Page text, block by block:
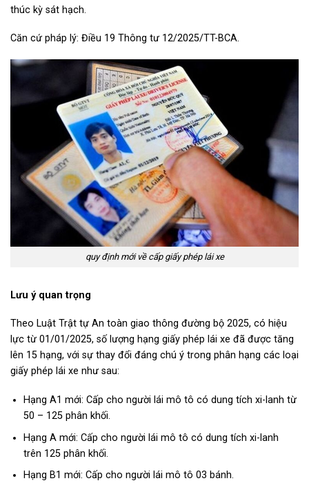
thúc kỳ sát hạch.
Căn cứ pháp lý: Điều 19 Thông tư 12/2025/TT-BCA.
quy định mới về cấp giấy phép lái xe
Lưu ý quan trọng
Theo Luật Trật tự An toàn giao thông đường bộ 2025, có hiệu
lực từ 01/01/2025, số lượng hạng giấy phép lái xe đã được tăng
lên 15 hạng, với sự thay đổi đáng chú ý trong phân hạng các loại
giấy phép lái xe như sau:
Hạng A1 mới: Cấp cho người lái mô tô có dung tích xi-lanh từ
50 – 125 phân khối.
Hạng A mới: Cấp cho người lái mô tô có dung tích xi-lanh
trên 125 phân khối.
Hạng B1 mới: Cấp cho người lái mô tô 03 bánh.